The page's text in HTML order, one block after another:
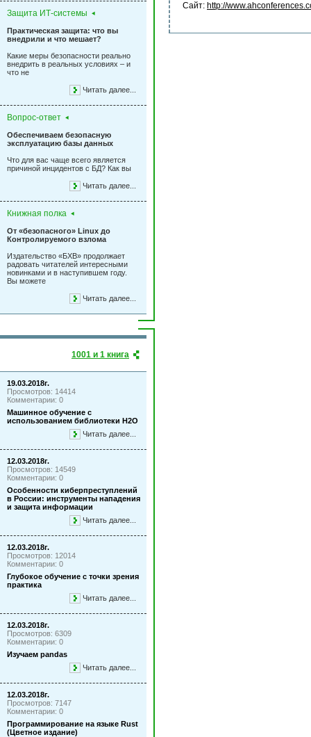
Защита ИТ-системы
Практическая защита: что вы
внедрили и что мешает?
Какие меры безопасности реально
внедрить в реальных условиях – и
что не
Читать далее...
Вопрос-ответ
Обеспечиваем безопасную
эксплуатацию базы данных
Что для вас чаще всего является
причиной инцидентов с БД? Как вы
Читать далее...
Книжная полка
От «безопасного» Linux до
Контролируемого взлома
Издательство «БХВ» продолжает
радовать читателей интересными
новинками и в наступившем году.
Вы можете
Читать далее...
1001 и 1 книга
19.03.2018г.
Просмотров: 14414
Комментарии: 0
Машинное обучение с
использованием библиотеки Н2О
Читать далее...
12.03.2018г.
Просмотров: 14549
Комментарии: 0
Особенности киберпреступлений
в России: инструменты нападения
и защита информации
Читать далее...
12.03.2018г.
Просмотров: 12014
Комментарии: 0
Глубокое обучение с точки зрения
практика
Читать далее...
12.03.2018г.
Просмотров: 6309
Комментарии: 0
Изучаем pandas
Читать далее...
12.03.2018г.
Просмотров: 7147
Комментарии: 0
Программирование на языке Rust
(Цветное издание)
Сайт: http://